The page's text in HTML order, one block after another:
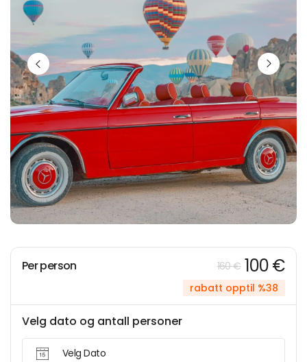
Per person 160 € 100 €
rabatt opptil %38
Velg dato og antall personer
Velg Dato